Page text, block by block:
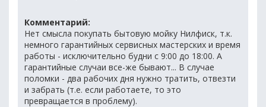
Комментарий:
Нет смысла покупать бытовую мойку Нилфиск, т.к.
немного гарантийных сервисных мастерских и время
работы - исключительно будни с 9:00 до 18:00. А
гарантийные случаи все-же бывают... В случае
поломки - два рабочих дня нужно тратить, отвезти
и забрать (т.е. если работаете, то это
превращается в проблему).